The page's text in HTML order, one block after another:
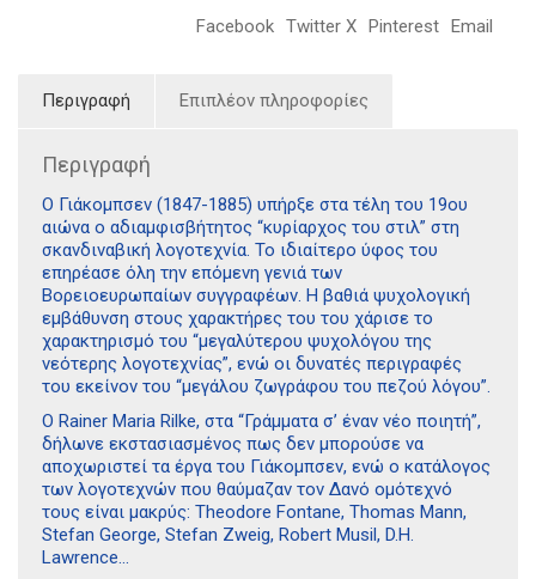
Facebook Twitter X Pinterest Email
Περιγραφή Επιπλέον πληροφορίες
Περιγραφή
Ο Γιάκομπσεν (1847-1885) υπήρξε στα τέλη του 19ου
αιώνα ο αδιαμφισβήτητος “κυρίαρχος του στιλ” στη
σκανδιναβική λογοτεχνία. Το ιδιαίτερο ύφος του
επηρέασε όλη την επόμενη γενιά των
Βορειοευρωπαίων συγγραφέων. Η βαθιά ψυχολογική
εμβάθυνση στους χαρακτήρες του του χάρισε το
χαρακτηρισμό του “μεγαλύτερου ψυχολόγου της
νεότερης λογοτεχνίας”, ενώ οι δυνατές περιγραφές
του εκείνον του “μεγάλου ζωγράφου του πεζού λόγου”.
Ο Rainer Maria Rilke, στα “Γράμματα σ’ έναν νέο ποιητή”,
δήλωνε εκστασιασμένος πως δεν μπορούσε να
αποχωριστεί τα έργα του Γιάκομπσεν, ενώ ο κατάλογος
των λογοτεχνών που θαύμαζαν τον Δανό ομότεχνό
τους είναι μακρύς: Theodore Fontane, Thomas Mann,
Stefan George, Stefan Zweig, Robert Musil, D.H.
Lawrence…